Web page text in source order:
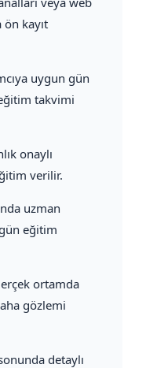
kayıt
uygun gün
takvimi
onaylı
verilir.
uzman
eğitim
ortamda
gözlemi
detaylı